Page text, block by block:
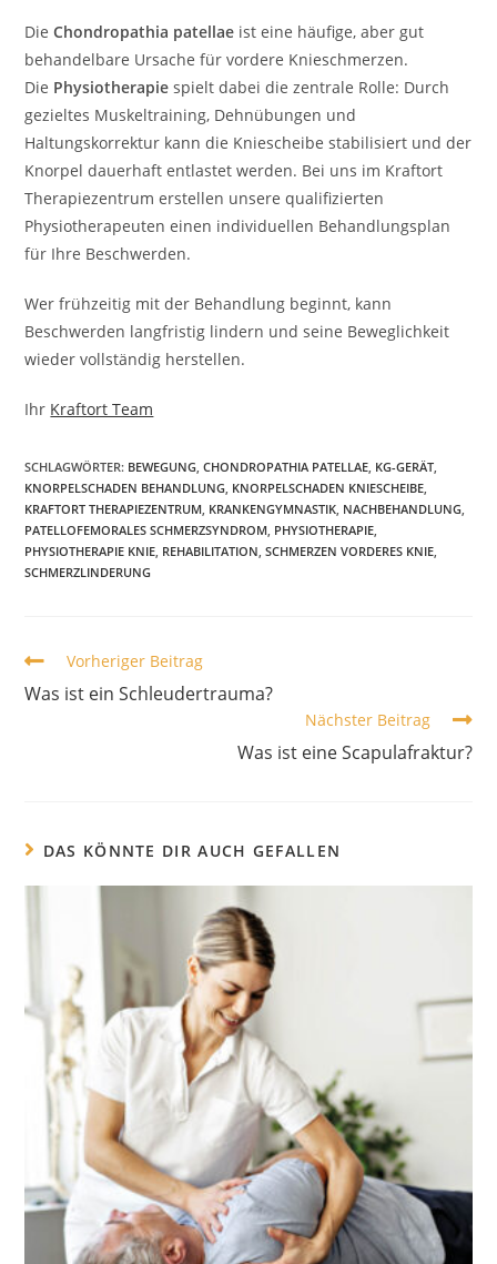
DieChondropathia patellae ist eine häufige, aber gut
behandelbare Ursache für vordere Knieschmerzen.
Die Physiotherapie spielt dabei die zentrale Rolle: Durch
gezieltes Muskeltraining, Dehnübungen und
Haltungskorrektur kann die Kniescheibe stabilisiert und der
Knorpel dauerhaft entlastet werden. Bei uns im Kraftort
Therapiezentrum erstellen unsere qualifizierten
Physiotherapeuten einen individuellen Behandlungsplan
für Ihre Beschwerden.
Wer frühzeitig mit der Behandlung beginnt, kann
Beschwerden langfristig lindern und seine Beweglichkeit
wieder vollständig herstellen.
Ihr Kraftort Team
SCHLAGWÖRTER: BEWEGUNG, CHONDROPATHIA PATELLAE, KG-GERÄT,
KNORPELSCHADEN BEHANDLUNG, KNORPELSCHADEN KNIESCHEIBE,
KRAFTORT THERAPIEZENTRUM, KRANKENGYMNASTIK, NACHBEHANDLUNG,
PATELLOFEMORALES SCHMERZSYNDROM, PHYSIOTHERAPIE,
PHYSIOTHERAPIE KNIE, REHABILITATION, SCHMERZEN VORDERES KNIE,
SCHMERZLINDERUNG
Vorheriger Beitrag
Was ist ein Schleudertrauma?
Nächster Beitrag
Was ist eine Scapulafraktur?
DAS KÖNNTE DIR AUCH GEFALLEN